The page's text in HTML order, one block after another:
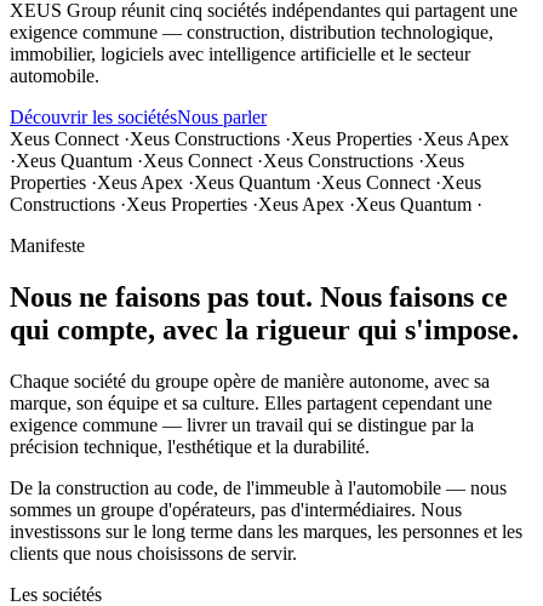
XEUS Group réunit cinq sociétés indépendantes qui partagent une
exigence commune — construction, distribution technologique,
immobilier, logiciels avec intelligence artificielle et le secteur
automobile.
Découvrir les sociétésNous parler
Xeus Connect ·Xeus Constructions ·Xeus Properties ·Xeus Apex
·Xeus Quantum ·Xeus Connect ·Xeus Constructions ·Xeus
Properties ·Xeus Apex ·Xeus Quantum ·Xeus Connect ·Xeus
Constructions ·Xeus Properties ·Xeus Apex ·Xeus Quantum ·
Manifeste
Nous ne faisons pas tout. Nous faisons ce
qui compte, avec la rigueur qui s'impose.
Chaque société du groupe opère de manière autonome, avec sa
marque, son équipe et sa culture. Elles partagent cependant une
exigence commune — livrer un travail qui se distingue par la
précision technique, l'esthétique et la durabilité.
De la construction au code, de l'immeuble à l'automobile — nous
sommes un groupe d'opérateurs, pas d'intermédiaires. Nous
investissons sur le long terme dans les marques, les personnes et les
clients que nous choisissons de servir.
Les sociétés